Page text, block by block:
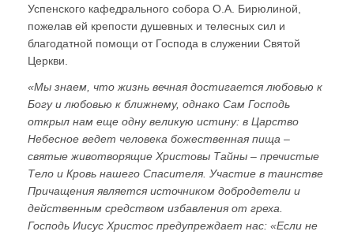
Успенского кафедрального собора О.А. Бирюлиной,
пожелав ей крепости душевных и телесных сил и
благодатной помощи от Господа в служении Святой
Церкви.
«Мы знаем, что жизнь вечная достигается любовью к
Богу и любовью к ближнему, однако Сам Господь
открыл нам еще одну великую истину: в Царство
Небесное ведет человека божественная пища –
святые животворящие Христовы Тайны – пречистые
Тело и Кровь нашего Спасителя. Участие в таинстве
Причащения является источником добродетели и
действенным средством избавления от греха.
Господь Иисус Христос предупреждает нас: «Если не